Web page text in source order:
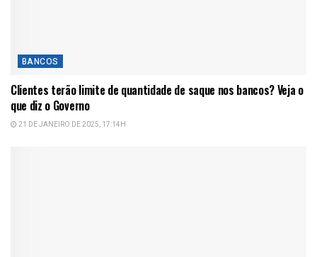
BANCOS
Clientes terão limite de quantidade de saque nos bancos? Veja o
que diz o Governo
21 DE JANEIRO DE 2025, 17:14H